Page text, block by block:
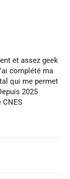
et assez geek
complété ma
qui me permet
2025